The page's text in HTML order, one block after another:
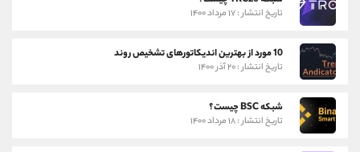
تاریخ انتشار : ۱۷ مرداد ۱۴۰۰
10 مورد از بهترین اندیکاتورهای تشخیص روند
تاریخ انتشار : ۲۰ آذر ۱۴۰۰
شبکه BSC چیست؟
تاریخ انتشار : ۱۸ مرداد ۱۴۰۰